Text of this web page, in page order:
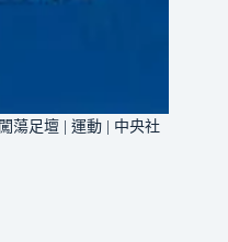
蕩足壇 | 運動 | 中央社